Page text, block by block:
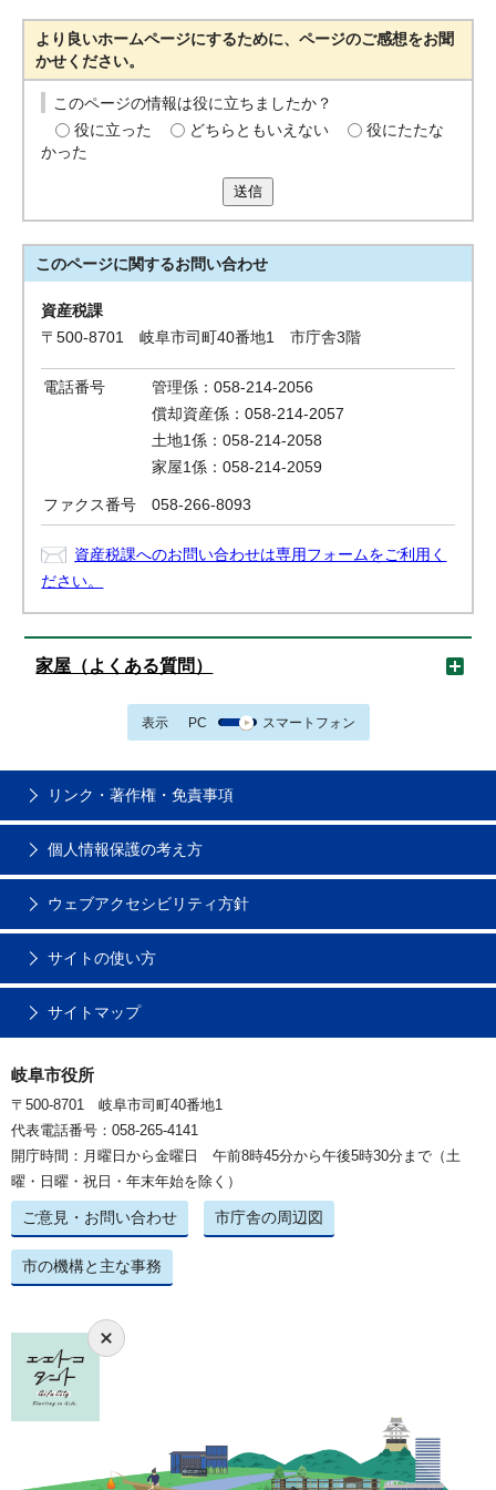
より良いホームページにするために、ページのご感想をお聞
かせください。
このページの情報は役に立ちましたか？
役に立った
どちらともいえない
役にたたな
かった
送信
このページに関するお問い合わせ
資産税課
〒500-8701 岐阜市司町40番地1 市庁舎3階
電話番号
管理係：058-214-2056
償却資産係：058-214-2057
土地1係：058-214-2058
家屋1係：058-214-2059
ファクス番号 058-266-8093
資産税課へのお問い合わせは専用フォームをご利用く
ださい。
家屋（よくある質問）
表示 PC スマートフォン
リンク・著作権・免責事項
個人情報保護の考え方
ウェブアクセシビリティ方針
サイトの使い方
サイトマップ
岐阜市役所
〒500-8701 岐阜市司町40番地1
代表電話番号：058-265-4141
開庁時間：月曜日から金曜日 午前8時45分から午後5時30分まで（土
曜・日曜・祝日・年末年始を除く）
ご意見・お問い合わせ 市庁舎の周辺図
市の機構と主な事務